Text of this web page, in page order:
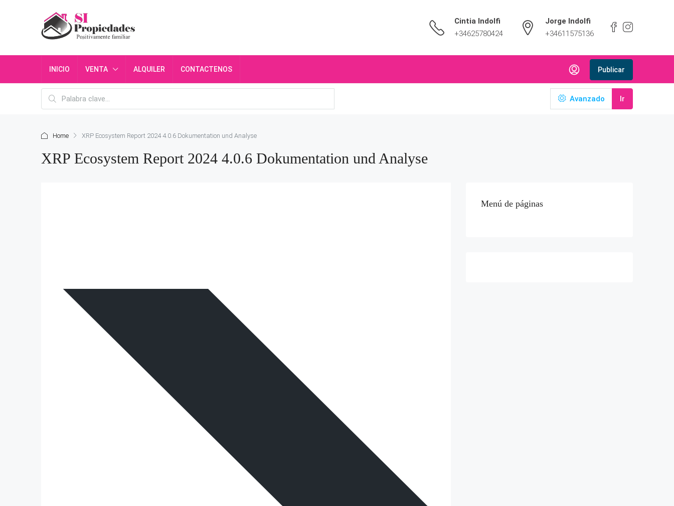
Cintia Indolfi
+34625780424
Jorge Indolfi
+34611575136
INICIO VENTA ALQUILER CONTACTENOS Publicar
Avanzado Ir
Home XRP Ecosystem Report 2024 4.0.6 Dokumentation und Analyse
XRP Ecosystem Report 2024 4.0.6 Dokumentation und Analyse
Menú de páginas